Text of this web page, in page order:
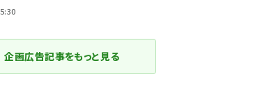
企画広告記事をもっと見る